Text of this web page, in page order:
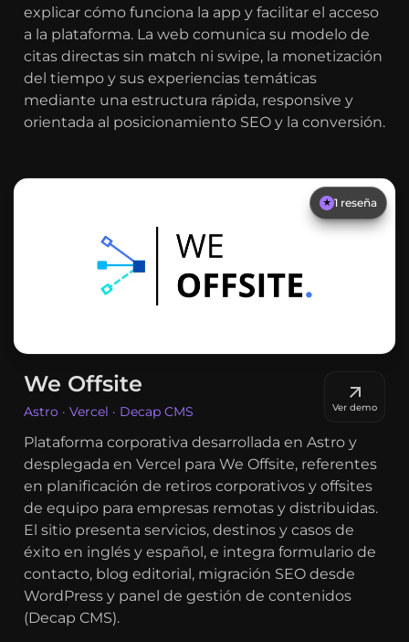
explicar cómo funciona la app y facilitar el acceso
a la plataforma. La web comunica su modelo de
citas directas sin match ni swipe, la monetización
del tiempo y sus experiencias temáticas
mediante una estructura rápida, responsive y
orientada al posicionamiento SEO y la conversión.
★ 1 reseña
We Offsite
Astro · Vercel · Decap CMS Ver demo
Plataforma corporativa desarrollada en Astro y
desplegada en Vercel para We Offsite, referentes
en planificación de retiros corporativos y offsites
de equipo para empresas remotas y distribuidas.
El sitio presenta servicios, destinos y casos de
éxito en inglés y español, e integra formulario de
contacto, blog editorial, migración SEO desde
WordPress y panel de gestión de contenidos
(Decap CMS).